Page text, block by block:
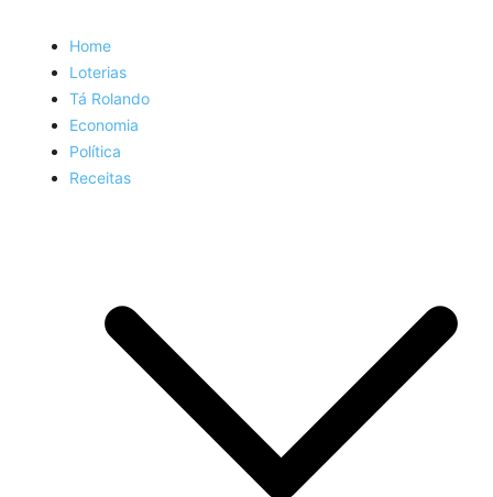
Home
Loterias
Tá Rolando
Economia
Política
Receitas